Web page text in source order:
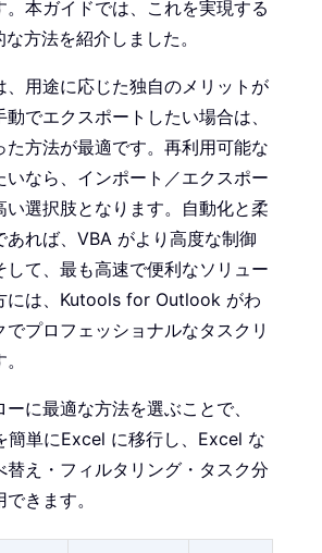
本ガイドでは、これを実現する
方法を紹介しました。
、用途に応じた独自のメリットが
でエクスポートしたい場合は、
た方法が最適です。再利用可能な
いなら、インポート／エクスポー
い選択肢となります。自動化と柔
あれば、VBA がより高度な制御
して、最も高速で便利なソリュー
には、Kutools for Outlook がわ
プロフェッショナルなタスクリ
に最適な方法を選ぶことで、
簡単にExcel に移行し、Excel な
替え・フィルタリング・タスク分
きます。